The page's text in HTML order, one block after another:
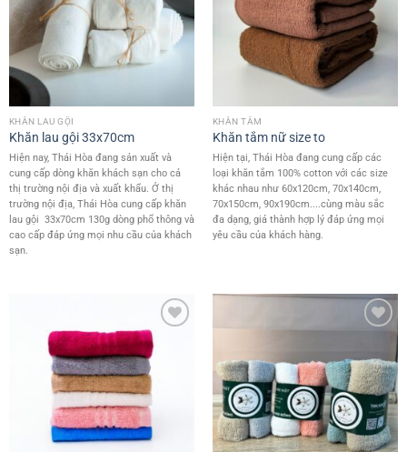
KHĂN LAU GỘI
Khăn lau gội 33x70cm
Hiện nay, Thái Hòa đang sản xuất và
cung cấp dòng khăn khách sạn cho cả
thị trường nội địa và xuất khẩu. Ở thị
trường nội địa, Thái Hòa cung cấp khăn
lau gội 33x70cm 130g dòng phổ thông và
cao cấp đáp ứng mọi nhu cầu của khách
sạn.
KHĂN TẮM
Khăn tắm nữ size to
Hiện tại, Thái Hòa đang cung cấp các
loại khăn tắm 100% cotton với các size
khác nhau như 60x120cm, 70x140cm,
70x150cm, 90x190cm....cùng màu sắc
đa dạng, giá thành hợp lý đáp ứng mọi
yêu cầu của khách hàng.
Add to
wishlist